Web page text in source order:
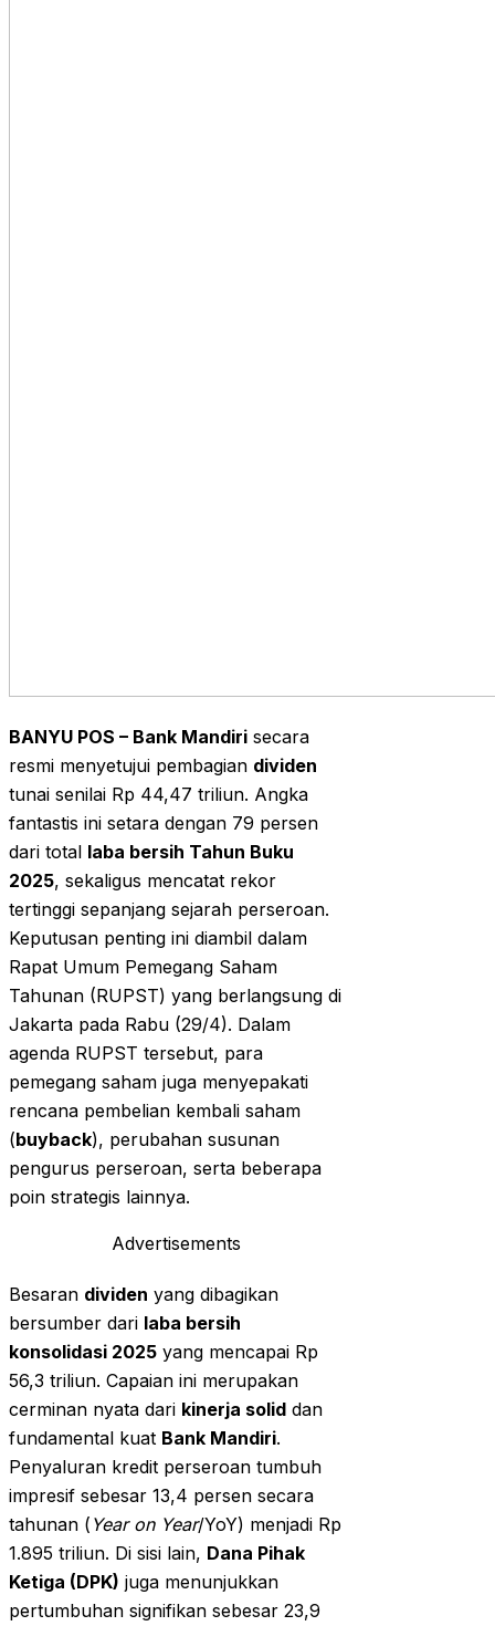
BANYU POS – Bank Mandiri secara
resmi menyetujui pembagian dividen
tunai senilai Rp 44,47 triliun. Angka
fantastis ini setara dengan 79 persen
dari total laba bersih Tahun Buku
2025, sekaligus mencatat rekor
tertinggi sepanjang sejarah perseroan.
Keputusan penting ini diambil dalam
Rapat Umum Pemegang Saham
Tahunan (RUPST) yang berlangsung di
Jakarta pada Rabu (29/4). Dalam
agenda RUPST tersebut, para
pemegang saham juga menyepakati
rencana pembelian kembali saham
(buyback), perubahan susunan
pengurus perseroan, serta beberapa
poin strategis lainnya.
Advertisements
Besaran dividen yang dibagikan
bersumber dari laba bersih
konsolidasi 2025 yang mencapai Rp
56,3 triliun. Capaian ini merupakan
cerminan nyata dari kinerja solid dan
fundamental kuat Bank Mandiri.
Penyaluran kredit perseroan tumbuh
impresif sebesar 13,4 persen secara
tahunan ( Year on Year/YoY) menjadi Rp
1.895 triliun. Di sisi lain, Dana Pihak
Ketiga (DPK) juga menunjukkan
pertumbuhan signifikan sebesar 23,9